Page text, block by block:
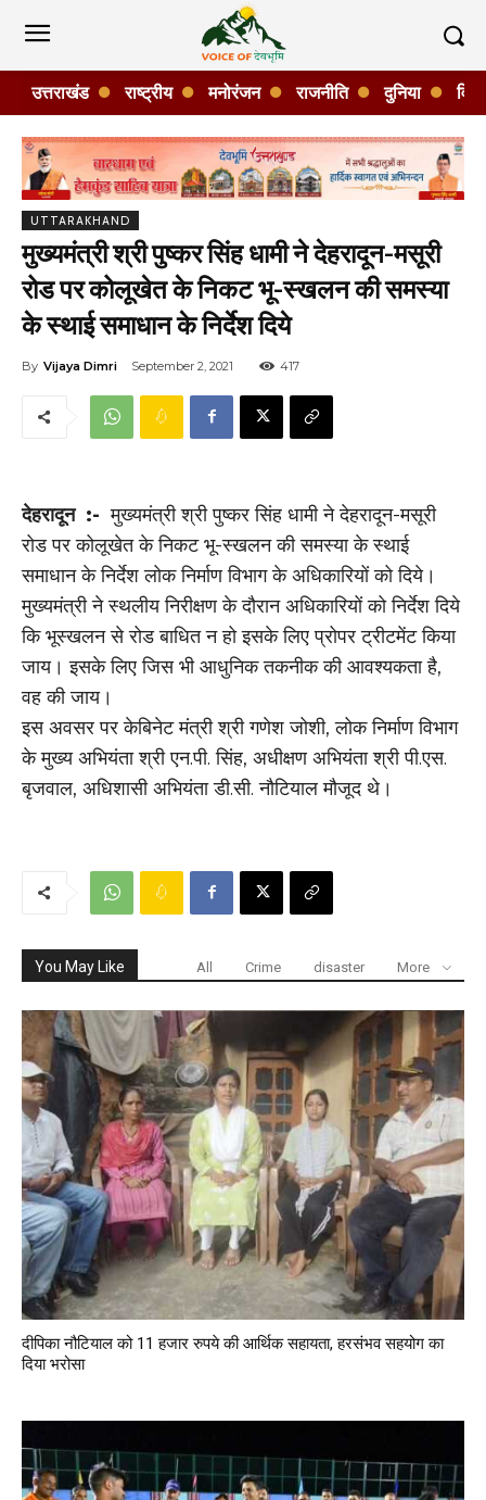
उत्तराखंड राष्ट्रीय मनोरंजन राजनीति दुनिया
UTTARAKHAND
मुख्यमंत्री श्री पुष्कर सिंह धामी ने देहरादून-मसूरी
रोड पर कोलूखेत के निकट भू-स्खलन की समस्या
के स्थाई समाधान के निर्देश दिये
By Vijaya Dimri September 2, 2021 417
देहरादून :-मुख्यमंत्री श्री पुष्कर सिंह धामी ने देहरादून-मसूरी
रोड पर कोलूखेत के निकट भू-स्खलन की समस्या के स्थाई
समाधान के निर्देश लोक निर्माण विभाग के अधिकारियों को दिये।
मुख्यमंत्री ने स्थलीय निरीक्षण के दौरान अधिकारियों को निर्देश दिये
कि भूस्खलन से रोड बाधित न हो इसके लिए प्रोपर ट्रीटमेंट किया
जाय। इसके लिए जिस भी आधुनिक तकनीक की आवश्यकता है,
वह की जाय।
इस अवसर पर केबिनेट मंत्री श्री गणेश जोशी, लोक निर्माण विभाग
के मुख्य अभियंता श्री एन.पी. सिंह, अधीक्षण अभियंता श्री पी.एस.
बृजवाल, अधिशासी अभियंता डी.सी. नौटियाल मौजूद थे।
You May Like All Crime disaster More
दीपिका नौटियाल को 11 हजार रुपये की आर्थिक सहायता, हरसंभव सहयोग का
दिया भरोसा